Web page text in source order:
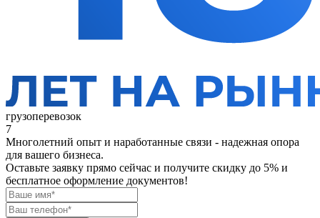
грузоперевозок
7
Многолетний опыт и наработанные связи - надежная опора
для вашего бизнеса.
Оставьте заявку прямо сейчас и получите скидку до 5% и
бесплатное оформление документов!